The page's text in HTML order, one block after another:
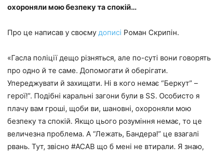
охороняли мою безпеку та спокій…
Про це написав у своєму дописі Роман Скрипін.
«Гасла поліції дещо різняться, але по-суті вони говорять
про одно й те саме. Допомогати й оберігати.
Упереджувати й захищати. Ні в кого немає “Беркут” –
герої!”. Подібні каральні загони були в SS. Особисто я
плачу вам гроші, щоби ви, шановні, охороняли мою
безпеку та спокій. Якщо цього розуміння немає, то це
величезна проблема. А “Лежать, Бандера!” це взагалі
рвань. Тут, звісно #ACAB що б мені не втирали. Я знаю,